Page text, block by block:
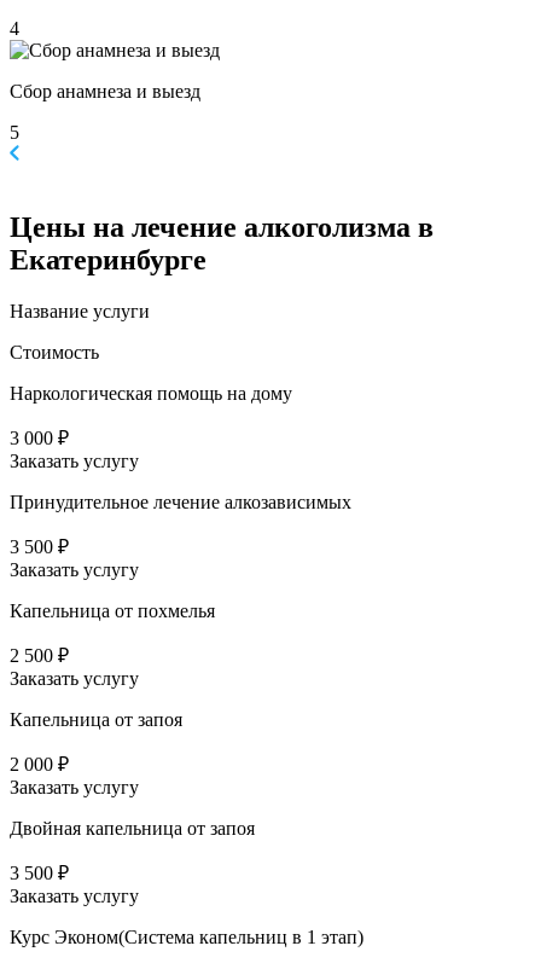
4
Сбор анамнеза и выезд
5
Цены на лечение алкоголизма в
Екатеринбурге
Название услуги
Стоимость
Наркологическая помощь на дому
3 000 ₽
Заказать услугу
Принудительное лечение алкозависимых
3 500 ₽
Заказать услугу
Капельница от похмелья
2 500 ₽
Заказать услугу
Капельница от запоя
2 000 ₽
Заказать услугу
Двойная капельница от запоя
3 500 ₽
Заказать услугу
Курс Эконом(Система капельниц в 1 этап)